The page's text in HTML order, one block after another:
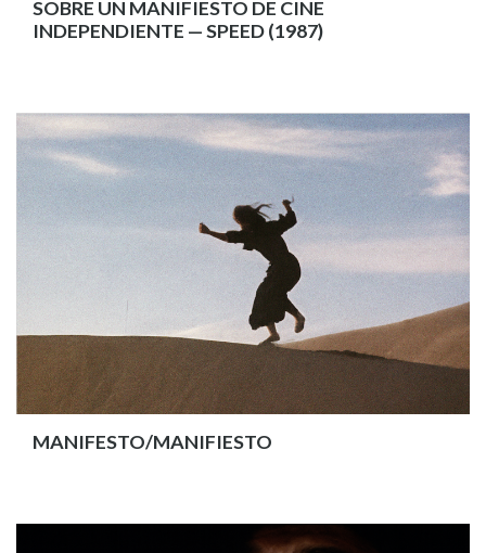
SOBRE UN MANIFIESTO DE CINE
INDEPENDIENTE — SPEED (1987)
MANIFESTO/MANIFIESTO